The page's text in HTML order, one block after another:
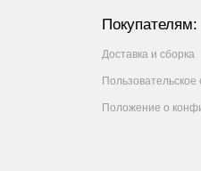
Покупателям:
Доставка и сборка
Положение о